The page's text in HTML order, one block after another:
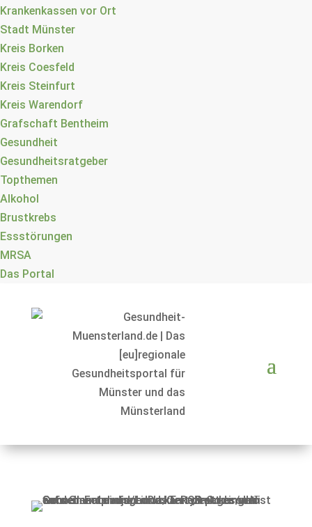
Krankenkassen vor Ort
Stadt Münster
Kreis Borken
Kreis Coesfeld
Kreis Steinfurt
Kreis Warendorf
Grafschaft Bentheim
Gesundheit
Gesundheitsratgeber
Topthemen
Alkohol
Brustkrebs
Essstörungen
MRSA
Das Portal